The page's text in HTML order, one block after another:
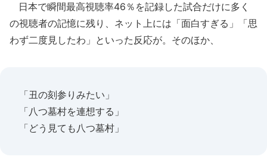
日本で瞬間最高視聴率46％を記録した試合だけに多く
の視聴者の記憶に残り、ネット上には「面白すぎる」「思
わず二度見したわ」といった反応が。そのほか、
「丑の刻参りみたい」
「八つ墓村を連想する」
「どう見ても八つ墓村」